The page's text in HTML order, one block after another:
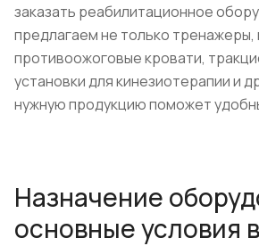
заказать реабилитационное
предлагаем не только тренажеры,
противоожоговые кровати,
установки для кинезиотерапии и
нужную продукцию поможет
Назначение
основные условия